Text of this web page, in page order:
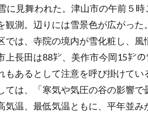
見舞われた。津山市の午前５時
測。辺りには雪景色が広がった。
は、寺院の境内が雪化粧し、風
長田は88㌢、美作市今岡15㌢の
あるとして注意を呼び掛けてい
は、「寒気や気圧の谷の影響で
気温、最低気温ともに、平年並み